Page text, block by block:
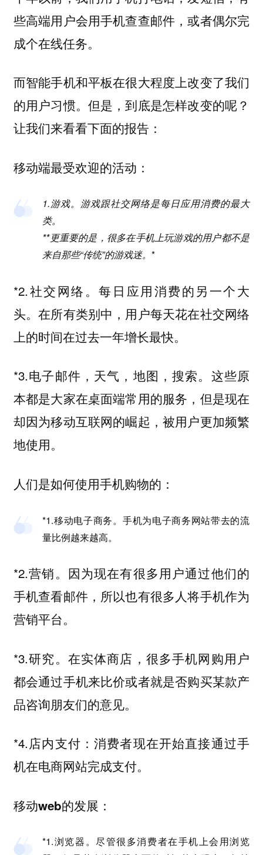
些高端用户会用手机查查邮件，或者偶尔完
成个在线任务。
而智能手机和平板在很大程度上改变了我们
的用户习惯。但是，到底是怎样改变的呢？
让我们来看看下面的报告：
移动端最受欢迎的活动：
1.游戏。游戏跟社交网络是每日应用消费的最大
类。
**更重要的是，很多在手机上玩游戏的用户都不是
来自那些“传统”的游戏迷。*
*2.社交网络。每日应用消费的另一个大
头。在所有类别中，用户每天花在社交网络
上的时间在过去一年增长最快。
*3.电子邮件，天气，地图，搜索。这些原
本都是大家在桌面端常用的服务，但是现在
却因为移动互联网的崛起，被用户更加频繁
地使用。
人们是如何使用手机购物的：
*1.移动电子商务。手机为电子商务网站带去的流
量比例越来越高。
*2.营销。因为现在有很多用户通过他们的
手机查看邮件，所以也有很多人将手机作为
营销平台。
*3.研究。在实体商店，很多手机网购用户
都会通过手机来比价或者就是否购买某款产
品咨询朋友们的意见。
*4.店内支付：消费者现在开始直接通过手
机在电商网站完成支付。
移动web的发展：
*1.浏览器。尽管很多消费者在手机上会用浏览